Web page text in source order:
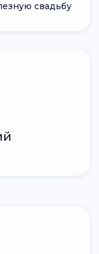
свадьбу